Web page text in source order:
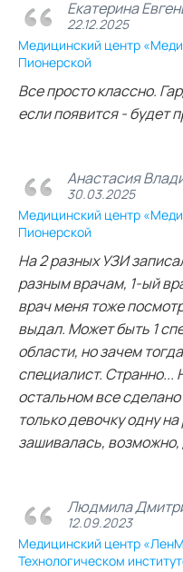
Екатерина
22.12.2025
Медицинский центр
Пионерской
Все просто классно.
если появится - будет
Анастасия
30.03.2025
Медицинский центр
Пионерской
На 2 разных УЗИ
разным врачам, 1-ый
врач меня тоже
выдал. Может быть 1
области, но зачем
специалист. Странно...
остальном все
только девочку одну
зашивалась, возможно,
Людмила
12.09.2023
Медицинский центр
Технологическом